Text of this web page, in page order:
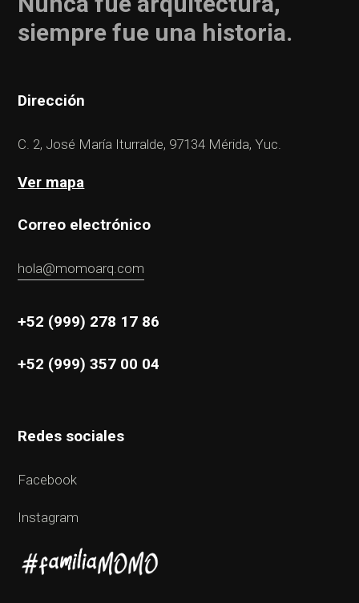
siempre fue una historia.
Dirección
C. 2, José María Iturralde, 97134 Mérida, Yuc.
Ver mapa
Correo electrónico
hola@momoarq.com
+52 (999) 278 17 86
+52 (999) 357 00 04
Redes sociales
Facebook
Instagram